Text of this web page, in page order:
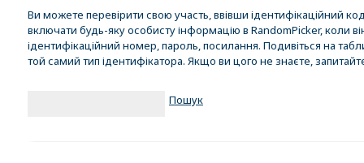
Ви можете перевірити свою участь, ввівши ідентифікаційний
включати будь-яку особисту інформацію в RandomPicker, коли
ідентифікаційний номер, пароль, посилання. Подивіться на
той самий тип ідентифікатора. Якщо ви цого не знаєте,
Пошук